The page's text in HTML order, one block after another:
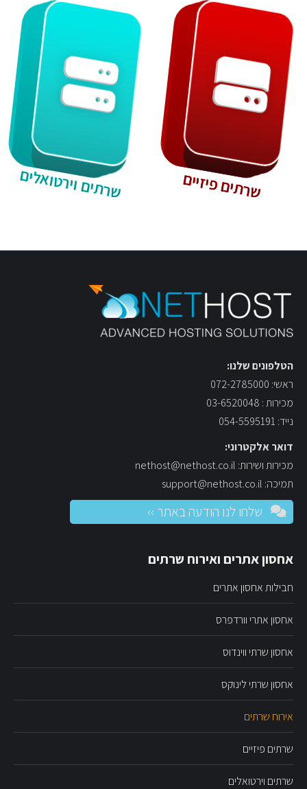
שרתים פיזיים שרתים וירטואלים
הטלפונים שלנו:
ראשי: 072-2785000
מכירות : 03-6520048
נייד: 054-5595191
דואר אלקטרוני:
מכירות ושירות: nethost@nethost.co.il
תמיכה: support@nethost.co.il
שלחו לנו הודעה באתר ››
אחסון אתרים ואירוח שרתים
חבילות אחסון אתרים
אחסון אתרי וורדפרס
אחסון שרתי ווינדוס
אחסון שרתי לינוקס
אירוח שרתים
שרתים פיזיים
שרתים וירטואלים